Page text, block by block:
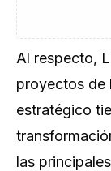
Al respecto,
proyectos de
estratégico
las